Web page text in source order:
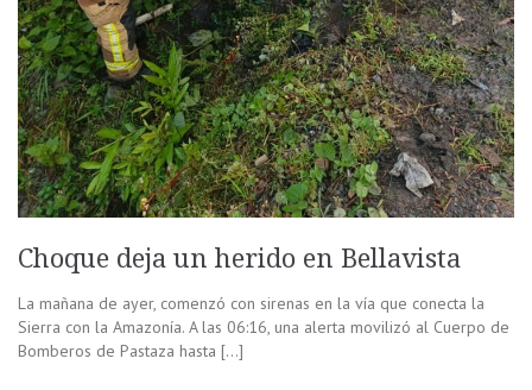
Choque deja un herido en Bellavista
La mañana de ayer, comenzó con sirenas en la vía que conecta la
Sierra con la Amazonía. A las 06:16, una alerta movilizó al Cuerpo de
Bomberos de Pastaza hasta […]